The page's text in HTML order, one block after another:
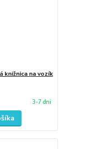
knižnica na vozík
3-7 dni